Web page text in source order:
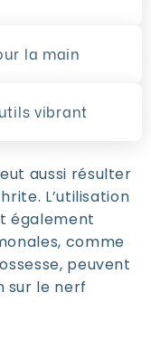
la main
vibrant
aussi résulter
L’utilisation
également
comme
peuvent
sur le nerf